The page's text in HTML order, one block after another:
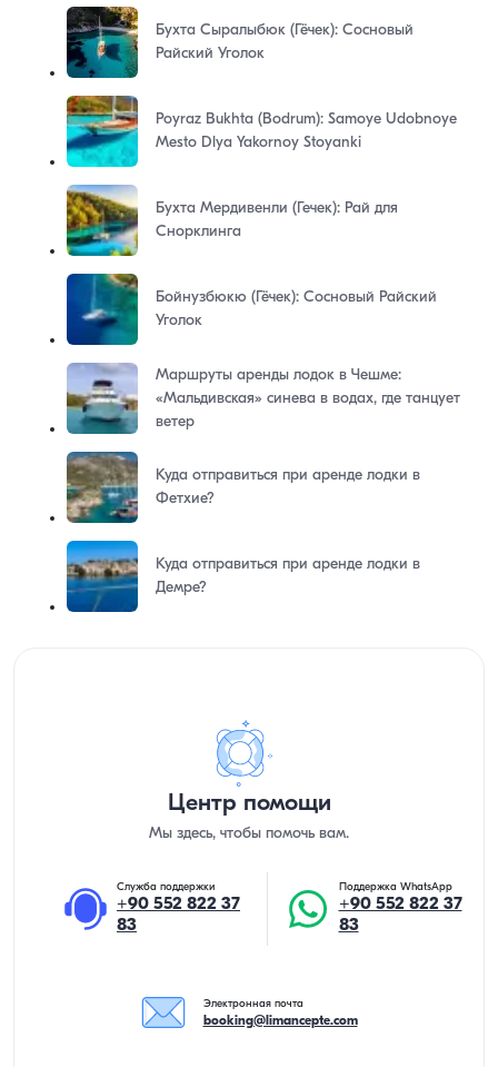
Бухта Сыралыбюк (Гёчек): Сосновый
Райский Уголок
Poyraz Bukhta (Bodrum): Samoye Udobnoye
Mesto Dlya Yakornoy Stoyanki
Бухта Мердивенли (Гечек): Рай для
Снорклинга
Бойнузбюкю (Гёчек): Сосновый Райский
Уголок
Маршруты аренды лодок в Чешме:
«Мальдивская» синева в водах, где танцует
ветер
Куда отправиться при аренде лодки в
Фетхие?
Куда отправиться при аренде лодки в
Демре?
Центр помощи
Мы здесь, чтобы помочь вам.
Служба поддержки
+90 552 822 37
83
Поддержка WhatsApp
+90 552 822 37
83
Электронная почта
booking@limancepte.com